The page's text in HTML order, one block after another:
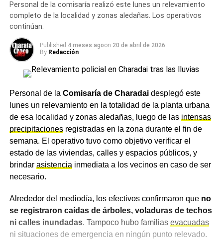
Personal de la comisaría realizó este lunes un relevamiento
completo de la localidad y zonas aledañas. Los operativos
continúan.
Published 4 meses agoon 20 de abril de 2026
By Redacción
Personal de la Comisaría de Charadaidesplegó este
lunes un relevamiento en la totalidad de la planta urbana
de esa localidad y zonas aledañas, luego de las intensas
precipitacionesregistradas en la zona durante el fin de
semana. El operativo tuvo como objetivo verificar el
estado de las viviendas, calles y espacios públicos, y
brindar asistencia inmediata a los vecinos en caso de ser
necesario.
Alrededor del mediodía, los efectivos confirmaron que no
se registraron caídas de árboles, voladuras de techos
ni calles inundadas. Tampoco hubo familias evacuadas
ni situaciones de emergencia en ningún punto relevado.